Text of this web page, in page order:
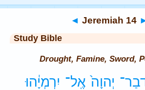
◄ Jeremiah 14
Study Bible
Drought, Famine, Sword,
יְהוָה֙ אֶֽל־ יִרְמְיָ֔הוּ